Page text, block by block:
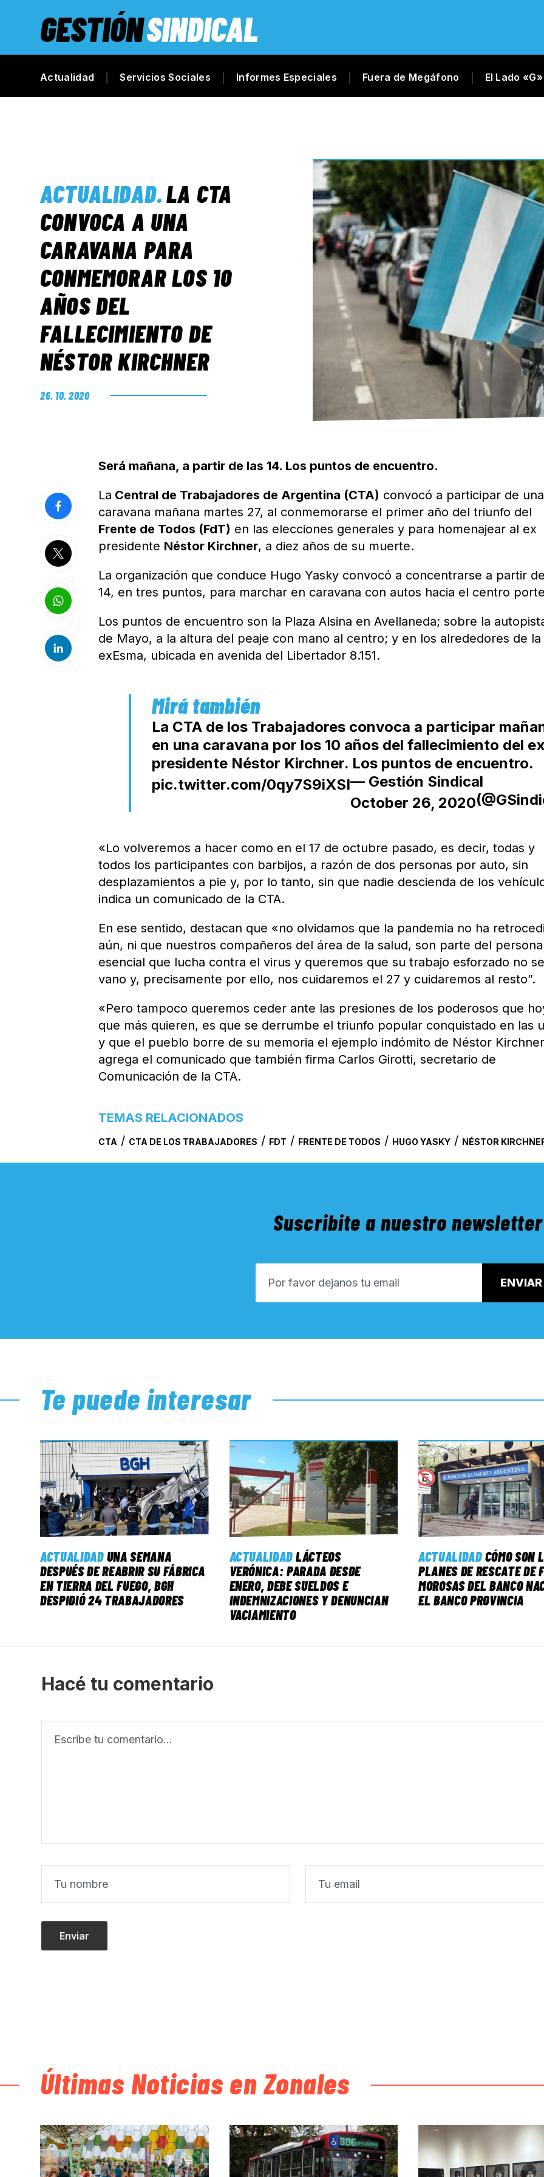
GESTIÓNSINDICAL
Actualidad Servicios Sociales Informes Especiales Fuera de Megáfono El Lado «G»
ACTUALIDAD.LA CTA
CONVOCA A UNA
CARAVANA PARA
CONMEMORAR LOS 10
AÑOS DEL
FALLECIMIENTO DE
NÉSTOR KIRCHNER
26. 10. 2020
Será mañana, a partir de las 14. Los puntos de encuentro.
La Central de Trabajadores de Argentina (CTA) convocó a participar de una
caravana mañana martes 27, al conmemorarse el primer año del triunfo del
Frente de Todos (FdT) en las elecciones generales y para homenajear al ex
presidente Néstor Kirchner, a diez años de su muerte.
La organización que conduce Hugo Yasky convocó a concentrarse a partir
14, en tres puntos, para marchar en caravana con autos hacia el centro
Los puntos de encuentro son la Plaza Alsina en Avellaneda; sobre la
de Mayo, a la altura del peaje con mano al centro; y en los alrededores de la
exEsma, ubicada en avenida del Libertador 8.151.
La CTA de los Trabajadores convoca a participar
en una caravana por los 10 años del fallecimiento del
presidente Néstor Kirchner. Los puntos de encuentro.
pic.twitter.com/0qy7S9iXSI— Gestión Sindical
October 26, 2020
«Lo volveremos a hacer como en el 17 de octubre pasado, es decir, todas y
todos los participantes con barbijos, a razón de dos personas por auto, sin
desplazamientos a pie y, por lo tanto, sin que nadie descienda de los
indica un comunicado de la CTA.
En ese sentido, destacan que «no olvidamos que la pandemia no ha
aún, ni que nuestros compañeros del área de la salud, son parte del
esencial que lucha contra el virus y queremos que su trabajo esforzado no
vano y, precisamente por ello, nos cuidaremos el 27 y cuidaremos al resto”.
«Pero tampoco queremos ceder ante las presiones de los poderosos que
que más quieren, es que se derrumbe el triunfo popular conquistado en las
y que el pueblo borre de su memoria el ejemplo indómito de Néstor
agrega el comunicado que también firma Carlos Girotti, secretario de
Comunicación de la CTA.
TEMAS RELACIONADOS
CTA / CTA DE LOS TRABAJADORES / FDT / FRENTE DE TODOS / HUGO YASKY / NÉSTOR
Suscribite a nuestro newsletter
Te puede interesar
ACTUALIDAD UNA SEMANA
DESPUÉS DE REABRIR SU FÁBRICA
EN TIERRA DEL FUEGO, BGH
DESPIDIÓ 24 TRABAJADORES
ACTUALIDADLÁCTEOS
VERÓNICA: PARADA DESDE
ENERO, DEBE SUELDOS E
INDEMNIZACIONES Y DENUNCIAN
VACIAMIENTO
ACTUALIDAD CÓMO SON
PLANES DE RESCATE DE
MOROSAS DEL BANCO
EL BANCO PROVINCIA
Hacé tu comentario
Últimas Noticias en Zonales